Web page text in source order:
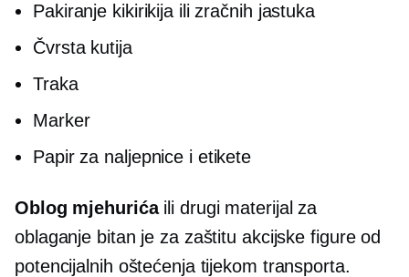
Pakiranje kikirikija ili zračnih jastuka
Čvrsta kutija
Traka
Marker
Papir za naljepnice i etikete
Oblog mjehurićaili drugi materijal za
oblaganje bitan je za zaštitu akcijske figure od
potencijalnih oštećenja tijekom transporta.